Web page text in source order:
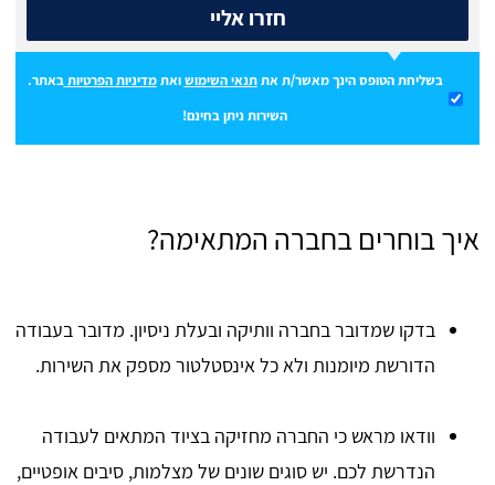
חזרו אליי
בשליחת הטופס הינך מאשר/ת אתתנאי השימושואתמדיניות הפרטיות באתר.
השירות ניתן בחינם!
איך בוחרים בחברה המתאימה?
בדקו שמדובר בחברה וותיקה ובעלת ניסיון. מדובר בעבודה
הדורשת מיומנות ולא כל אינסטלטור מספק את השירות.
וודאו מראש כי החברה מחזיקה בציוד המתאים לעבודה
הנדרשת לכם. יש סוגים שונים של מצלמות, סיבים אופטיים,